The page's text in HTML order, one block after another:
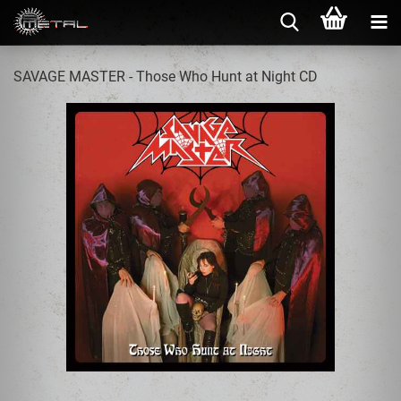
SAVAGE MASTER - Those Who Hunt at Night CD